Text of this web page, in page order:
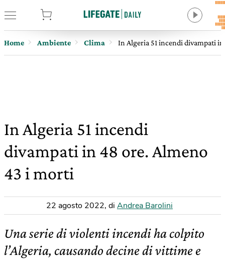
Home Ambiente Clima In Algeria 51 incendi divampati
In Algeria 51 incendi
divampati in 48 ore. Almeno
43 i morti
22 agosto 2022, di Andrea Barolini
Una serie di violenti incendi ha colpito
l’Algeria, causando decine di vittime e